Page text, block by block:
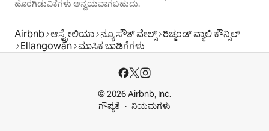
ಹೊರಗಿಡುವಿಕೆಗಳು ಅನ್ವಯವಾಗಬಹುದು.
Airbnb ಆಸ್ಟ್ರೇಲಿಯಾ ನ್ಯೂ ಸೌತ್ ವೇಲ್ಸ್ ರಿಚ್ಮಂಡ್ ವ್ಯಾಲಿ ಕೌನ್ಸಿಲ್
Ellangowan ಮಾಸಿಕ ಬಾಡಿಗೆಗಳು
© 2026 Airbnb, Inc.
ಗೌಪ್ಯತೆ
ನಿಯಮಗಳು